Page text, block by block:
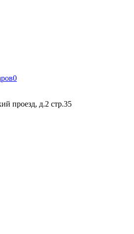
0
проезд, д.2 стр.35